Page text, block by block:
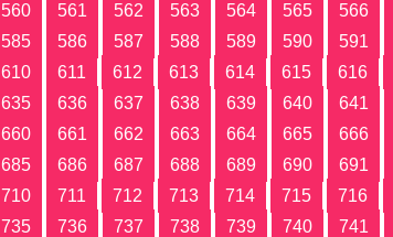
560 561 562 563 564 565 566
585 586 587 588 589 590 591
610 611 612 613 614 615 616
635 636 637 638 639 640 641
660 661 662 663 664 665 666
685 686 687 688 689 690 691
710 711 712 713 714 715 716
735 736 737 738 739 740 741